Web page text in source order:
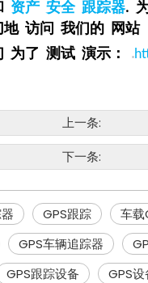
资产 安全 跟踪器.
访问 我们的 网站
为了 测试 演示：
上一条:
下一条:
GPS跟踪
车载
GPS车辆追踪器
GPS跟踪设备
GPS设